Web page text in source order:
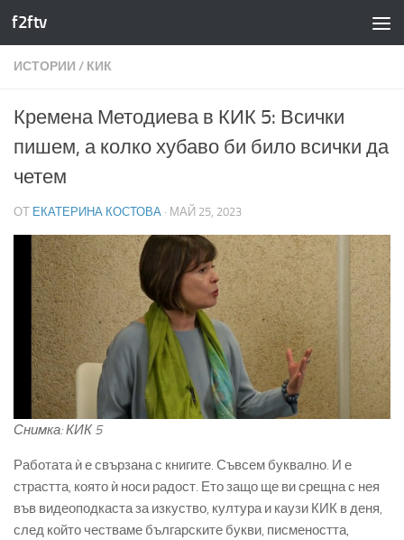
Към съдържанието
f2ftv
ИСТОРИИ / КИК
Кремена Методиева в КИК 5: Всички
пишем, а колко хубаво би било всички да
четем
ОТ ЕКАТЕРИНА КОСТОВА · МАЙ 25, 2023
Снимка: КИК 5
Работата ѝ е свързана с книгите. Съвсем буквално. И е
страстта, която ѝ носи радост. Ето защо ще ви срещна с нея
във видеоподкаста за изкуство, култура и каузи КИК в деня,
след който честваме българските букви, писмеността,